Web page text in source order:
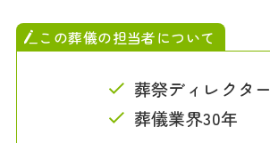
この葬儀の担当者について
葬祭ディレクター
葬儀業界30年